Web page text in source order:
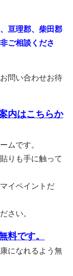
亘理郡、柴田郡
ご相談くださ
問い合わせお待
内はこちらか
ムです。
りも手に触って
イペイントだ
さい。
料です。
になれるよう無